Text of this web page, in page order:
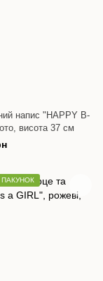
"HAPPY B-
висота 37 см
ПАКУНОК